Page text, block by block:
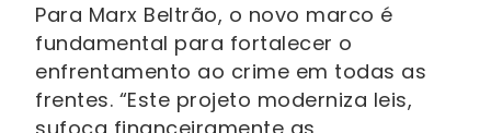
Para Marx Beltrão, o novo marco é
fundamental para fortalecer o
enfrentamento ao crime em todas as
frentes. “Este projeto moderniza leis,